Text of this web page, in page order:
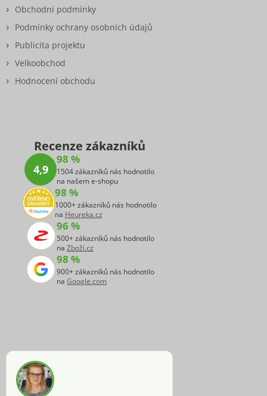
Obchodní podmínky
Podmínky ochrany osobních údajů
Publicita projektu
Velkoobchod
Hodnocení obchodu
Recenze zákazníků
4,9
98 %
1504 zákazníků nás hodnotilo
na našem e-shopu
98 %
1000+ zákazníků nás hodnotilo
na Heureka.cz
96 %
500+ zákazníků nás hodnotilo
na Zboží.cz
98 %
900+ zákazníků nás hodnotilo
na Google.com